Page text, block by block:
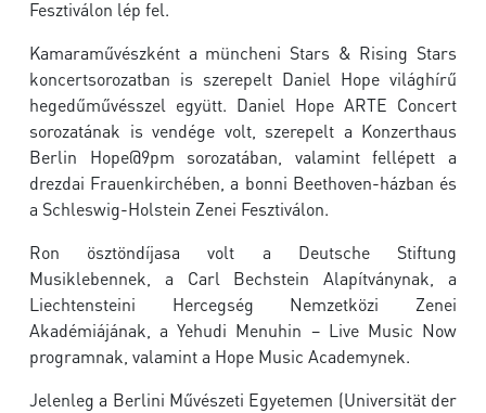
Fesztiválon lép fel.
Kamaraművészként a müncheni Stars & Rising Stars
koncertsorozatban is szerepelt Daniel Hope világhírű
hegedűművésszel együtt. Daniel Hope ARTE Concert
sorozatának is vendége volt, szerepelt a Konzerthaus
Berlin Hope@9pm sorozatában, valamint fellépett a
drezdai Frauenkirchében, a bonni Beethoven-házban és
a Schleswig-Holstein Zenei Fesztiválon.
Ron ösztöndíjasa volt a Deutsche Stiftung
Musiklebennek, a Carl Bechstein Alapítványnak, a
Liechtensteini Hercegség Nemzetközi Zenei
Akadémiájának, a Yehudi Menuhin – Live Music Now
programnak, valamint a Hope Music Academynek.
Jelenleg a Berlini Művészeti Egyetemen (Universität der